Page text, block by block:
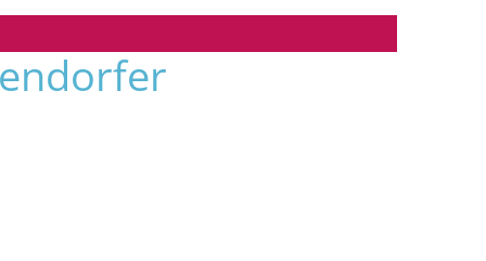
GESTALTEN